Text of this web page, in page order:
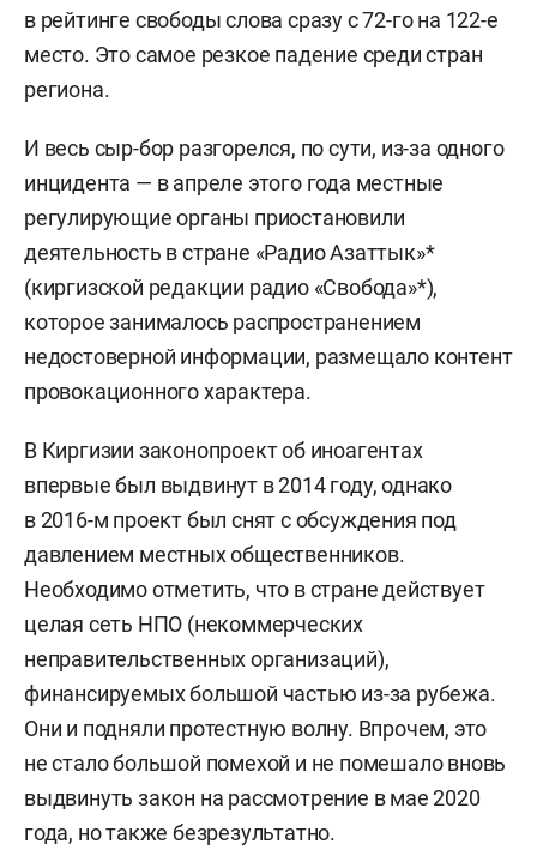
в рейтинге свободы слова сразу с 72-го на 122-е
место. Это самое резкое падение среди стран
региона.
И весь сыр-бор разгорелся, по сути, из-за одного
инцидента — в апреле этого года местные
регулирующие органы приостановили
деятельность в стране «Радио Азаттык»*
(киргизской редакции радио «Свобода»*),
которое занималось распространением
недостоверной информации, размещало контент
провокационного характера.
В Киргизии законопроект об иноагентах
впервые был выдвинут в 2014 году, однако
в 2016-м проект был снят с обсуждения под
давлением местных общественников.
Необходимо отметить, что в стране действует
целая сеть НПО (некоммерческих
неправительственных организаций),
финансируемых большой частью из-за рубежа.
Они и подняли протестную волну. Впрочем, это
не стало большой помехой и не помешало вновь
выдвинуть закон на рассмотрение в мае 2020
года, но также безрезультатно.